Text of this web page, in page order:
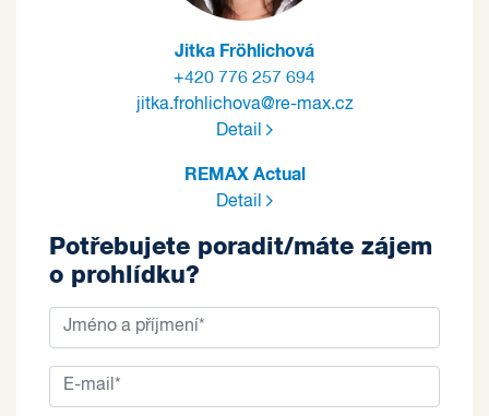
Jitka Fröhlichová
+420 776 257 694
jitka.frohlichova@re-max.cz
Detail
REMAX Actual
Detail
Potřebujete poradit/máte zájem
o prohlídku?